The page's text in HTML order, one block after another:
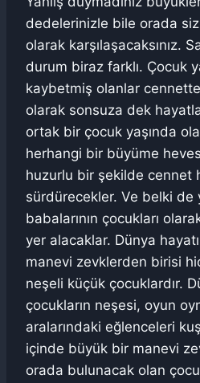
dedelerinizle bile orada
olarak karşılaşacaksınız.
durum biraz farklı. Çocuk
kaybetmiş olanlar
olarak sonsuza dek
ortak bir çocuk yaşında
herhangi bir büyüme
huzurlu bir şekilde cennet
sürdürecekler. Ve belki de
babalarının çocukları
yer alacaklar. Dünya
manevi zevklerden birisi
neşeli küçük çocuklardır.
çocukların neşesi, oyun
aralarındaki eğlenceleri
içinde büyük bir manevi
orada bulunacak olan